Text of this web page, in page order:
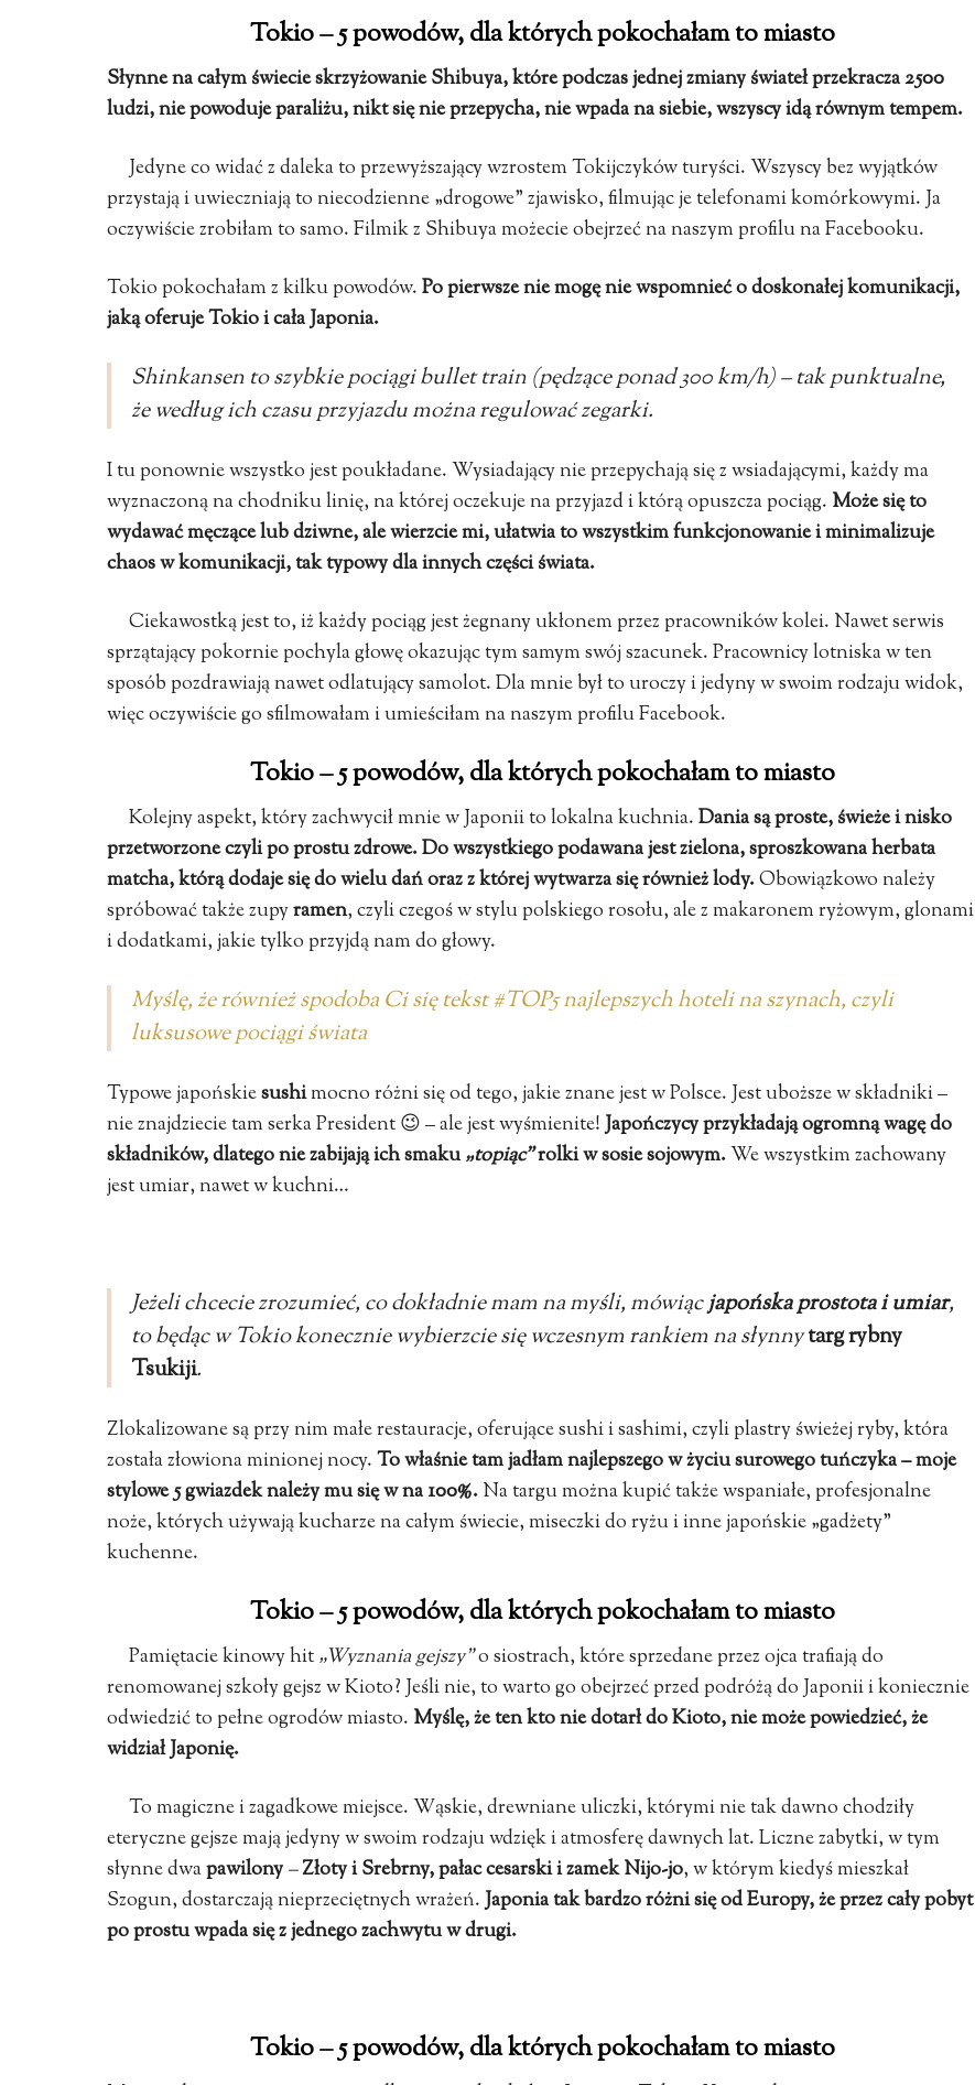
Tokio – 5 powodów, dla których pokochałam to miasto
Słynne na całym świecie skrzyżowanie Shibuya, które podczas jednej zmiany świateł przekracza 2500
ludzi, nie powoduje paraliżu, nikt się nie przepycha, nie wpada na siebie, wszyscy idą równym tempem.
Jedyne co widać z daleka to przewyższający wzrostem Tokijczyków turyści. Wszyscy bez wyjątków
przystają i uwieczniają to niecodzienne „drogowe” zjawisko, filmując je telefonami komórkowymi. Ja
oczywiście zrobiłam to samo. Filmik z Shibuya możecie obejrzeć na naszym profilu na Facebooku.
Tokio pokochałam z kilku powodów.Po pierwsze nie mogę nie wspomnieć o doskonałej komunikacji,
jaką oferuje Tokio i cała Japonia.
Shinkansen to szybkiepociągi bullet train (pędzące ponad 300 km/h) – tak punktualne,
że według ich czasu przyjazdu można regulować zegarki.
I tu ponownie wszystko jest poukładane. Wysiadający nie przepychają się z wsiadającymi, każdy ma
wyznaczoną na chodniku linię, na której oczekuje na przyjazd i którą opuszcza pociąg.Może się to
wydawać męczące lub dziwne, ale wierzcie mi, ułatwia to wszystkim funkcjonowanie i minimalizuje
chaos w komunikacji, tak typowy dla innych części świata.
Ciekawostką jest to, iż każdy pociąg jest żegnany ukłonem przez pracowników kolei. Nawet serwis
sprzątający pokornie pochyla głowę okazując tym samym swój szacunek. Pracownicy lotniska w ten
sposób pozdrawiają nawet odlatujący samolot. Dla mnie był to uroczy i jedyny w swoim rodzaju widok,
więc oczywiście go sfilmowałam i umieściłam na naszym profilu Facebook.
Tokio – 5 powodów, dla których pokochałam to miasto
Kolejny aspekt, który zachwycił mnie w Japonii to lokalna kuchnia.Dania są proste, świeże i nisko
przetworzone czyli po prostu zdrowe. Do wszystkiego podawana jest zielona, sproszkowana herbata
matcha, którą dodaje się do wielu dań oraz z której wytwarza się również lody.Obowiązkowo należy
spróbować także zupyramen, czyli czegoś w stylu polskiego rosołu, ale z makaronem ryżowym, glonami
i dodatkami, jakie tylko przyjdą nam do głowy.
Myślę, że również spodoba Ci się tekst #TOP5 najlepszych hoteli na szynach, czyli
luksusowe pociągi świata
Typowe japońskiesushimocno różni się od tego, jakie znane jest w Polsce. Jest uboższe w składniki –
nie znajdziecie tam serka President 😉 – ale jest wyśmienite!Japończycy przykładają ogromną wagę do
składników, dlatego nie zabijają ich smaku„topiąc”rolki w sosie sojowym.We wszystkim zachowany
jest umiar, nawet w kuchni…
Jeżeli chcecie zrozumieć, co dokładnie mam na myśli, mówiącjapońska prostota i umiar,
to będąc w Tokio konecznie wybierzcie się wczesnym rankiem na słynnytarg rybny
Tsukiji.
Zlokalizowane są przy nim małe restauracje, oferujące sushi i sashimi, czyli plastry świeżej ryby, która
została złowiona minionej nocy.To właśnie tam jadłam najlepszego w życiu surowego tuńczyka – moje
stylowe 5 gwiazdek należy mu się w na 100%.Na targu można kupić także wspaniałe, profesjonalne
noże, których używają kucharze na całym świecie, miseczki do ryżu i inne japońskie „gadżety”
kuchenne.
Tokio – 5 powodów, dla których pokochałam to miasto
Pamiętacie kinowy hit„Wyznania gejszy”o siostrach, które sprzedane przez ojca trafiają do
renomowanej szkoły gejsz w Kioto? Jeśli nie, to warto go obejrzeć przed podróżą do Japonii i koniecznie
odwiedzić to pełne ogrodów miasto.Myślę, że ten kto nie dotarł do Kioto, nie może powiedzieć, że
widział Japonię.
To magiczne i zagadkowe miejsce. Wąskie, drewniane uliczki, którymi nie tak dawno chodziły
eteryczne gejsze mają jedyny w swoim rodzaju wdzięk i atmosferę dawnych lat. Liczne zabytki, w tym
słynne dwapawilony–Złoty i Srebrny, pałac cesarski i zamek Nijo-jo, w którym kiedyś mieszkał
Szogun, dostarczają nieprzeciętnych wrażeń.Japonia tak bardzo różni się od Europy, że przez cały pobyt
po prostu wpada się z jednego zachwytu w drugi.
Tokio – 5 powodów, dla których pokochałam to miasto